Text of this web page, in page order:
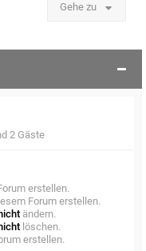
Gehe zu
2 Gäste
erstellen.
Forum erstellen.
ändern.
löschen.
erstellen.